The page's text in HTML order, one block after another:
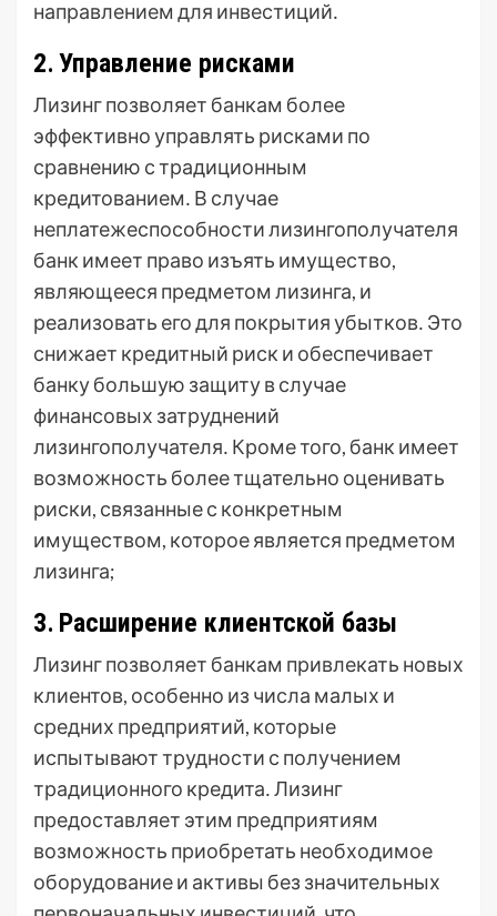
направлением для инвестиций․
2․ Управление рисками
Лизинг позволяет банкам более
эффективно управлять рисками по
сравнению с традиционным
кредитованием․ В случае
неплатежеспособности лизингополучателя
банк имеет право изъять имущество,
являющееся предметом лизинга, и
реализовать его для покрытия убытков․ Это
снижает кредитный риск и обеспечивает
банку большую защиту в случае
финансовых затруднений
лизингополучателя․ Кроме того, банк имеет
возможность более тщательно оценивать
риски, связанные с конкретным
имуществом, которое является предметом
лизинга;
3․ Расширение клиентской базы
Лизинг позволяет банкам привлекать новых
клиентов, особенно из числа малых и
средних предприятий, которые
испытывают трудности с получением
традиционного кредита․ Лизинг
предоставляет этим предприятиям
возможность приобретать необходимое
оборудование и активы без значительных